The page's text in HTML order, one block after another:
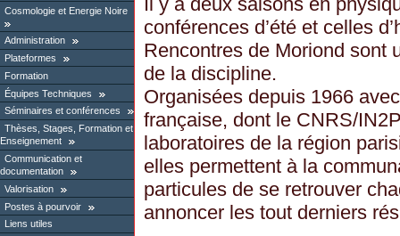
Cosmologie et Energie Noire
Administration
Plateformes
Formation
Équipes Techniques
Séminaires et conférences
Thèses, Stages, Formation et
Enseignement
Communication et
documentation
Valorisation
Postes à pourvoir
Liens utiles
conférences d’été et celles
Rencontres de Moriond sont
de la discipline.
Organisées depuis 1966
française, dont le CNRS/
laboratoires de la région
elles permettent à la
particules de se retrouver
annoncer les tout derniers